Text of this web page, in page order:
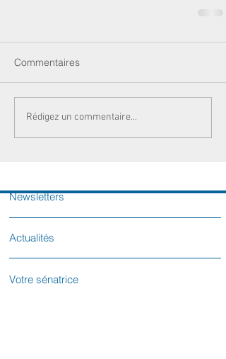
Commentaires
Rédigez un commentaire...
Newsletters
Actualités
Votre sénatrice